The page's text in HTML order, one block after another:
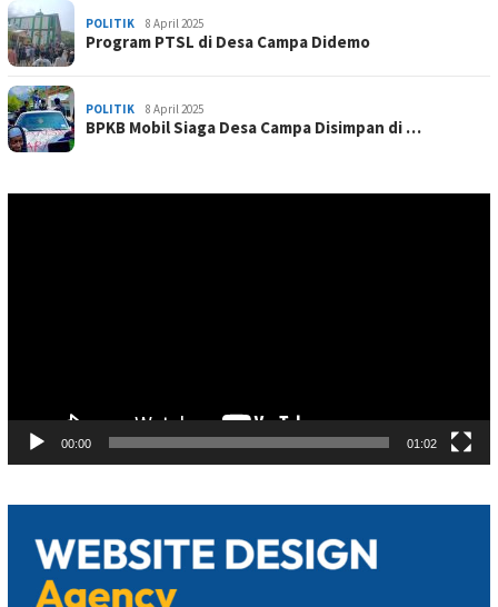
POLITIK 8 April 2025
Program PTSL di Desa Campa Didemo
POLITIK 8 April 2025
BPKB Mobil Siaga Desa Campa Disimpan di …
00:00 01:02